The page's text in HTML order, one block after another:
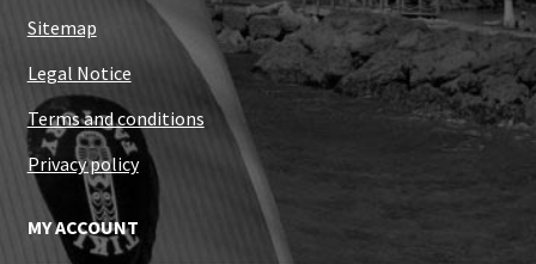
Sitemap
Legal Notice
Terms and conditions
Privacy policy
MY ACCOUNT